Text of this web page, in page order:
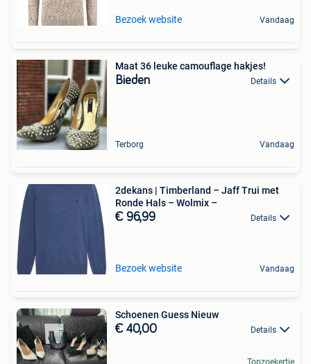
Bezoek website Vandaag
Maat 36 leuke camouflage hakjes!
Bieden Details
Terborg Vandaag
2dekans | Timberland – Jaff Trui met
Ronde Hals – Wolmix –
€ 96,99 Details
Bezoek website Vandaag
Schoenen Guess Nieuw
€ 40,00 Details